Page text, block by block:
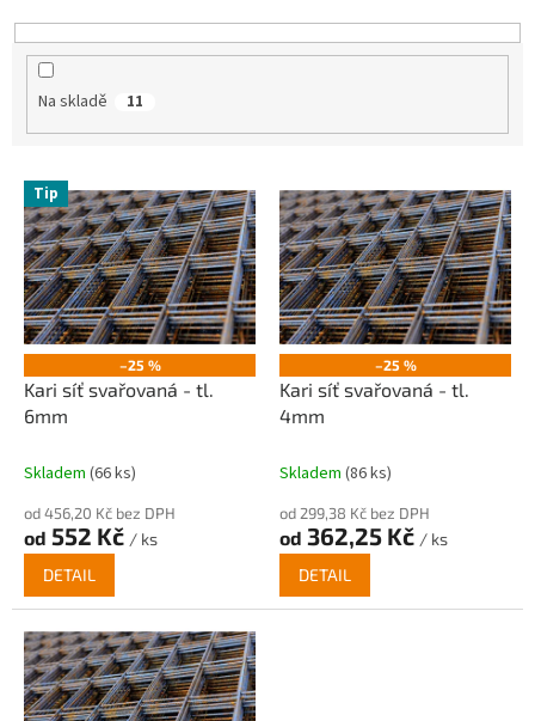
k
t
Na skladě 11
V
p
p
Tip
–25 %
Kari síť svařovaná - tl.
6mm
Skladem (66 ks)
od 456,20 Kč bez DPH
od 552 Kč / ks
DETAIL
–25 %
Kari síť svařovaná - tl.
4mm
Skladem (86 ks)
od 299,38 Kč bez DPH
od 362,25 Kč / ks
DETAIL